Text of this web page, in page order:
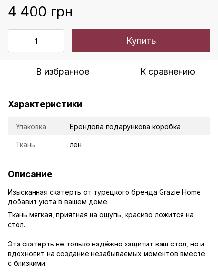
4 400 грн
Купить
В избранное К сравнению
Характеристики
Упаковка Брендова подарункова коробка
Ткань лен
Описание
Изысканная скатерть от турецкого бренда Grazie Home
добавит уюта в вашем доме.
Ткань мягкая, приятная на ощупь, красиво ложится на
стол.
Эта скатерть не только надёжно защитит ваш стол, но и
вдохновит на создание незабываемых моментов вместе
с близкими.